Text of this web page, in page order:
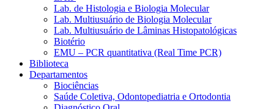
Lab. de Histologia e Biologia Molecular
Lab. Multiusuário de Biologia Molecular
Lab. Multiusuário de Lâminas Histopatológicas
Biotério
EMU – PCR quantitativa (Real Time PCR)
Biblioteca
Departamentos
Biociências
Saúde Coletiva, Odontopediatria e Ortodontia